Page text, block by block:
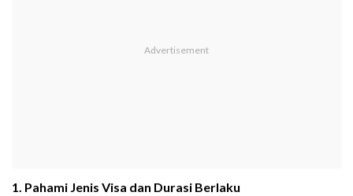
1. Pahami Jenis Visa dan Durasi Berlaku